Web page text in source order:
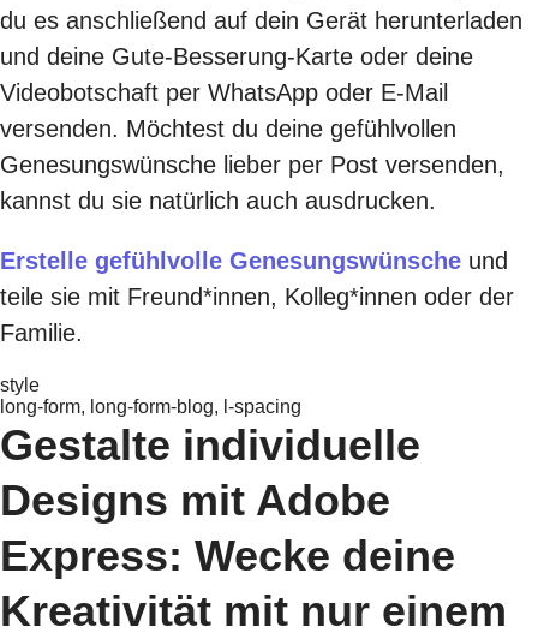
du es anschließend auf dein Gerät herunterladen
und deine Gute-Besserung-Karte oder deine
Videobotschaft per WhatsApp oder E-Mail
versenden. Möchtest du deine gefühlvollen
Genesungswünsche lieber per Post versenden,
kannst du sie natürlich auch ausdrucken.
Erstelle gefühlvolle Genesungswünsche und
teile sie mit Freund*innen, Kolleg*innen oder der
Familie.
style
long-form, long-form-blog, l-spacing
Gestalte individuelle
Designs mit Adobe
Express: Wecke deine
Kreativität mit nur einem